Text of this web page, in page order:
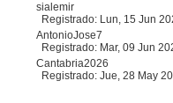
sialemir
Registrado: Lun, 15 Jun
AntonioJose7
Registrado: Mar, 09 Jun
Cantabria2026
Registrado: Jue, 28 May